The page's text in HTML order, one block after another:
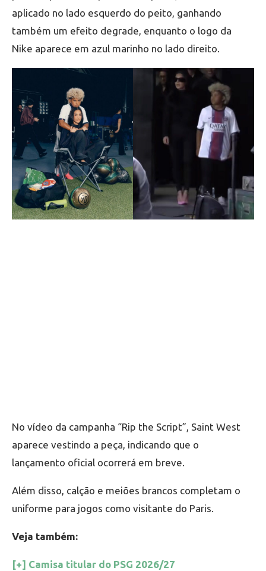
aplicado no lado esquerdo do peito, ganhando
também um efeito degrade, enquanto o logo da
Nike aparece em azul marinho no lado direito.
No vídeo da campanha “Rip the Script”, Saint West
aparece vestindo a peça, indicando que o
lançamento oficial ocorrerá em breve.
Além disso, calção e meiões brancos completam o
uniforme para jogos como visitante do Paris.
Veja também:
[+] Camisa titular do PSG 2026/27